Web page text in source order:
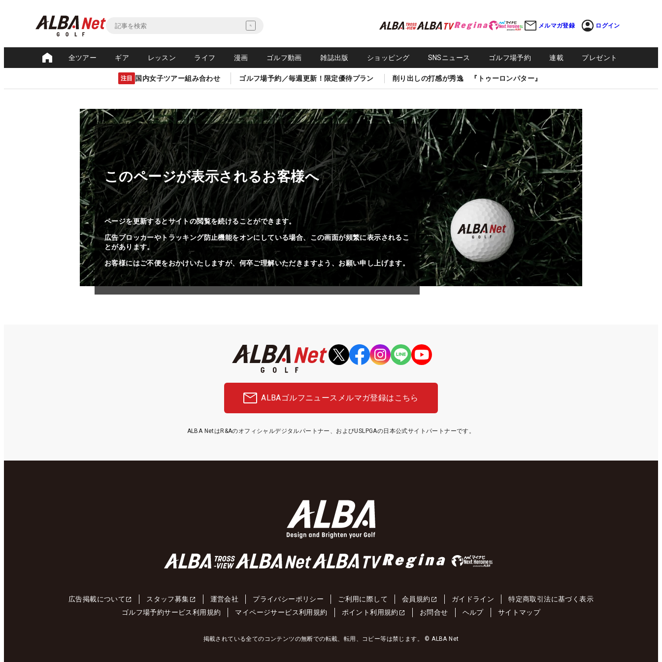
メルマガ登録 ログイン
全ツアー ギア レッスン ライフ 漫画 ゴルフ動画 雑誌出版 ショッピング SNSニュース ゴルフ場予約 連載 プレゼント
注目 国内女子ツアー組み合わせ ゴルフ場予約／毎週更新！限定優待プラン 削り出しの打感が秀逸 『トゥーロンパター』
このページが表示されるお客様へ
ページを更新するとサイトの閲覧を続けることができます。
広告ブロッカーやトラッキング防止機能をオンにしている場合、この画面が頻繁に表示されるこ
とがあります。
お客様にはご不便をおかけいたしますが、何卒ご理解いただきますよう、お願い申し上げます。
ALBAゴルフニュース メルマガ登録はこちら
ALBA NetはR&Aのオフィシャルデジタルパートナー、およびUSLPGAの日本公式サイトパートナーです。
広告掲載について スタッフ募集 運営会社 プライバシーポリシー ご利用に際して 会員規約 ガイドライン
特定商取引法に基づく表示
ゴルフ場予約サービス利用規約
マイページサービス利用規約 ポイント利用規約 お問合せ ヘルプ サイトマップ
掲載されている全てのコンテンツの無断での転載、転用、コピー等は禁じます。 © ALBA Net